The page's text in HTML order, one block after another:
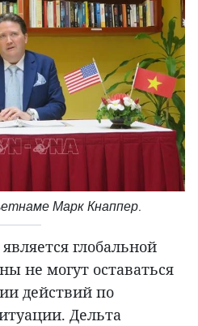
Марк Кнаппер.
глобальной
не могут оставаться
действий по
Дельта